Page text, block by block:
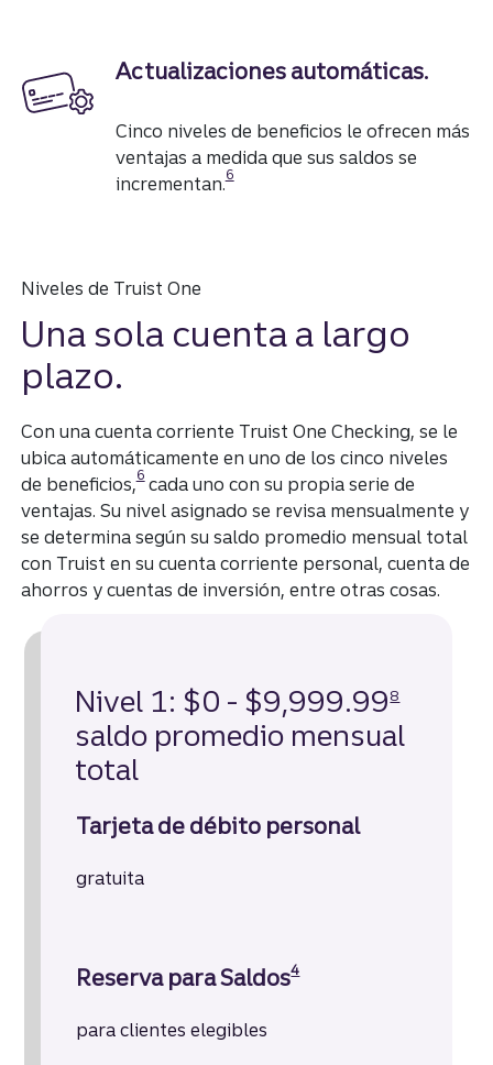
Actualizaciones automáticas.
Cinco niveles de beneficios le ofrecen más
ventajas a medida que sus saldos se
incrementan.
Divulgación
6
Niveles de Truist One
Una sola cuenta a largo
plazo.
Con una cuenta corriente Truist One Checking, ​​​​​​​se le
ubica automáticamente en uno de los cinco niveles
de beneficios,
Divulgación
6 cada uno con su propia serie de
ventajas. Su nivel asignado se revisa mensualmente y
se determina según su saldo promedio mensual total
con Truist en su cuenta corriente personal, cuenta de
ahorros y cuentas de inversión, entre otras cosas.
Nivel 1: $0 - $9,999.998
saldo promedio mensual
total
Tarjeta de débito personal
gratuita
Reserva para Saldos4
para clientes elegibles